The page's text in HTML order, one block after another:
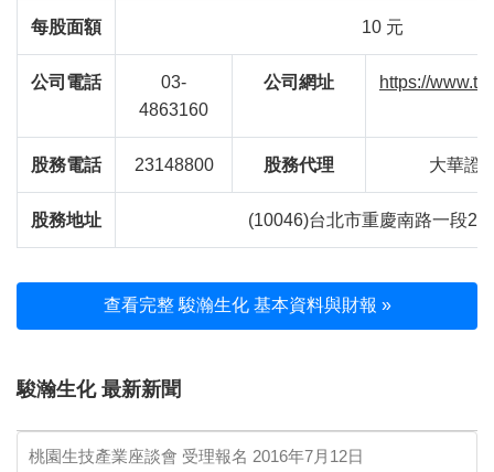
每股面額 10 元
公司電話
03-
4863160
公司網址 https://
股務電話 23148800 股務代理 大華證
股務地址 (10046)台北市重慶南路一段2
查看完整 駿瀚生化 基本資料與財報 »
駿瀚生化 最新新聞
桃園生技產業座談會 受理報名 2016年7月12日